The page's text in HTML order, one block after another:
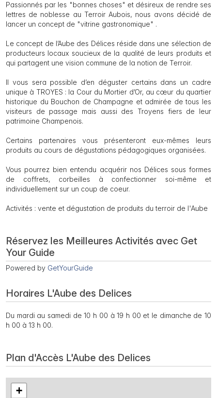
Passionnés par les "bonnes choses" et désireux de rendre ses
lettres de noblesse au Terroir Aubois, nous avons décidé de
lancer un concept de "vitrine gastronomique" .
Le concept de l’Aube des Délices réside dans une sélection de
producteurs locaux soucieux de la qualité de leurs produits et
qui partagent une vision commune de la notion de Terroir.
Il vous sera possible d’en déguster certains dans un cadre
unique à TROYES : la Cour du Mortier d’Or, au cœur du quartier
historique du Bouchon de Champagne et admirée de tous les
visiteurs de passage mais aussi des Troyens fiers de leur
patrimoine Champenois.
Certains partenaires vous présenteront eux-mêmes leurs
produits au cours de dégustations pédagogiques organisées.
Vous pourrez bien entendu acquérir nos Délices sous formes
de coffrets, corbeilles à confectionner soi-même et
individuellement sur un coup de coeur.
Activités : vente et dégustation de produits du terroir de l'Aube
Réservez les Meilleures Activités avec Get
Your Guide
Powered by GetYourGuide
Horaires L'Aube des Delices
Du mardi au samedi de 10 h 00 à 19 h 00 et le dimanche de 10
h 00 à 13 h 00.
Plan d'Accès L'Aube des Delices
+